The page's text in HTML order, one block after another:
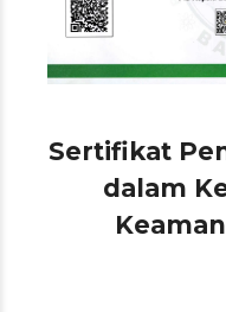
Sertifikat
dalam